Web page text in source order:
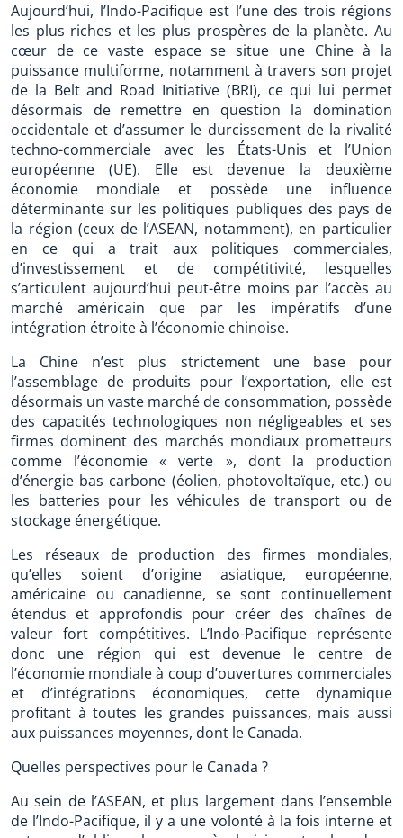
Aujourd’hui, l’Indo-Pacifique est l’une des trois régions
les plus riches et les plus prospères de la planète. Au
cœur de ce vaste espace se situe une Chine à la
puissance multiforme, notamment à travers son projet
de la Belt and Road Initiative (BRI), ce qui lui permet
désormais de remettre en question la domination
occidentale et d’assumer le durcissement de la rivalité
techno-commerciale avec les États-Unis et l’Union
européenne (UE). Elle est devenue la deuxième
économie mondiale et possède une influence
déterminante sur les politiques publiques des pays de
la région (ceux de l’ASEAN, notamment), en particulier
en ce qui a trait aux politiques commerciales,
d’investissement et de compétitivité, lesquelles
s’articulent aujourd’hui peut-être moins par l’accès au
marché américain que par les impératifs d’une
intégration étroite à l’économie chinoise.
La Chine n’est plus strictement une base pour
l’assemblage de produits pour l’exportation, elle est
désormais un vaste marché de consommation, possède
des capacités technologiques non négligeables et ses
firmes dominent des marchés mondiaux prometteurs
comme l’économie « verte », dont la production
d’énergie bas carbone (éolien, photovoltaïque, etc.) ou
les batteries pour les véhicules de transport ou de
stockage énergétique.
Les réseaux de production des firmes mondiales,
qu’elles soient d’origine asiatique, européenne,
américaine ou canadienne, se sont continuellement
étendus et approfondis pour créer des chaînes de
valeur fort compétitives. L’Indo-Pacifique représente
donc une région qui est devenue le centre de
l’économie mondiale à coup d’ouvertures commerciales
et d’intégrations économiques, cette dynamique
profitant à toutes les grandes puissances, mais aussi
aux puissances moyennes, dont le Canada.
Quelles perspectives pour le Canada ?
Au sein de l’ASEAN, et plus largement dans l’ensemble
de l’Indo-Pacifique, il y a une volonté à la fois interne et